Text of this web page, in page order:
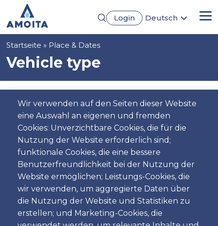
Inhalt
Login
Deutsch
Wir verwenden auf den Seiten dieser Website
eine Auswahl an eigenen und fremden
Cookies: Unverzichtbare Cookies, die für die
Nutzung der Website erforderlich sind;
funktionale Cookies, die eine bessere
Benutzerfreundlichkeit bei der Nutzung der
Website ermöglichen; Leistungs-Cookies, die
wir verwenden, um aggregierte Daten über
die Nutzung der Website und Statistiken zu
erstellen; und Marketing-Cookies, die
Pfadnavigation
Startseite Place & Dates
Vehicle type
Pickup
Standort
Tag
Datum
Zeit